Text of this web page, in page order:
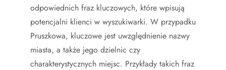
odpowiednich fraz kluczowych, które wpisują
potencjalni klienci w wyszukiwarki. W przypadku
Pruszkowa, kluczowe jest uwzględnienie nazwy
miasta, a także jego dzielnic czy
charakterystycznych miejsc. Przykłady takich fraz